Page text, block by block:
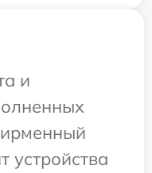
и
устройства